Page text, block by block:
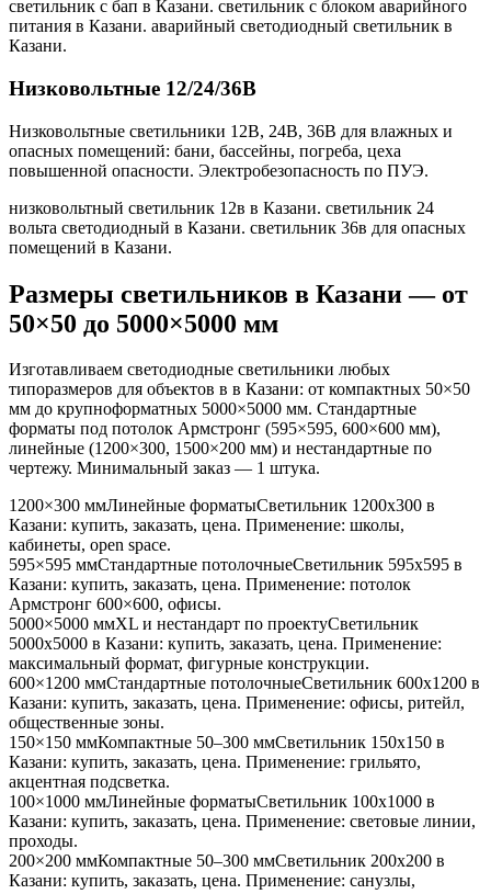
светильник с бап в Казани. светильник с блоком аварийного
питания в Казани. аварийный светодиодный светильник в
Казани.
Низковольтные 12/24/36В
Низковольтные светильники 12В, 24В, 36В для влажных и
опасных помещений: бани, бассейны, погреба, цеха
повышенной опасности. Электробезопасность по ПУЭ.
низковольтный светильник 12в в Казани. светильник 24
вольта светодиодный в Казани. светильник 36в для опасных
помещений в Казани.
Размеры светильников в Казани— от
50×50 до 5000×5000 мм
Изготавливаем светодиодные светильники любых
типоразмеров для объектов в в Казани: от компактных 50×50
мм до крупноформатных 5000×5000 мм. Стандартные
форматы под потолок Армстронг (595×595, 600×600 мм),
линейные (1200×300, 1500×200 мм) и нестандартные по
чертежу. Минимальный заказ — 1 штука.
1200×300 ммЛинейные форматыСветильник 1200x300 в
Казани: купить, заказать, цена. Применение: школы,
кабинеты, open space.
595×595 ммСтандартные потолочныеСветильник 595x595 в
Казани: купить, заказать, цена. Применение: потолок
Армстронг 600×600, офисы.
5000×5000 ммXL и нестандарт по проектуСветильник
5000x5000 в Казани: купить, заказать, цена. Применение:
максимальный формат, фигурные конструкции.
600×1200 ммСтандартные потолочныеСветильник 600x1200 в
Казани: купить, заказать, цена. Применение: офисы, ритейл,
общественные зоны.
150×150 ммКомпактные 50–300 ммСветильник 150x150 в
Казани: купить, заказать, цена. Применение: грильято,
акцентная подсветка.
100×1000 ммЛинейные форматыСветильник 100x1000 в
Казани: купить, заказать, цена. Применение: световые линии,
проходы.
200×200 ммКомпактные 50–300 ммСветильник 200x200 в
Казани: купить, заказать, цена. Применение: санузлы,